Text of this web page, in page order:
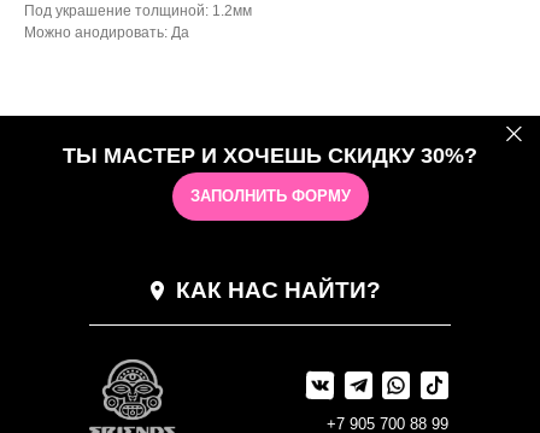
Под украшение толщиной: 1.2мм
Можно анодировать: Да
ТЫ МАСТЕР И ХОЧЕШЬ СКИДКУ 30%?
ЗАПОЛНИТЬ ФОРМУ
КАК НАС НАЙТИ?
+7 905 700 88 99